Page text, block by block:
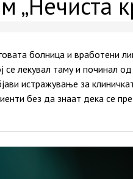
болница и вработени
лекувал таму и починал од
истражување за
без да знаат дека се